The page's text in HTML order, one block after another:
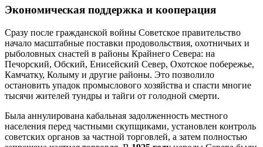
Экономическая поддержка и кооперация
Сразу после гражданской войны Советское правительство
начало масштабные поставки продовольствия, охотничьих и
рыболовных снастей в районы Крайнего Севера: на
Печорский, Обский, Енисейский Север, Охотское побережье,
Камчатку, Колыму и другие районы. Это позволило
остановить упадок промыслового хозяйства и спасти многие
тысячи жителей тундры и тайги от голодной смерти.
Была аннулирована кабальная задолженность местного
населения перед частными скупщиками, установлен контроль
советских органов за частной торговлей, а затем полностью